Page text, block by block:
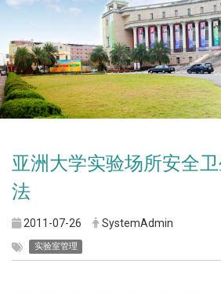
亚洲大学实验场所安全
法
2011-07-26 SystemAdmin
实验室管理